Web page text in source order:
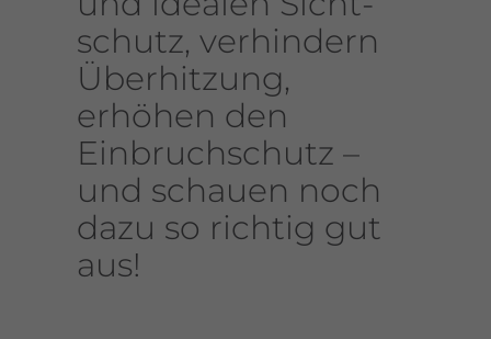
schutz, verhin­dern
Überhit­zung,
erhöhen den
Einbruch­schutz –
und schauen noch
dazu so richtig gut
aus!